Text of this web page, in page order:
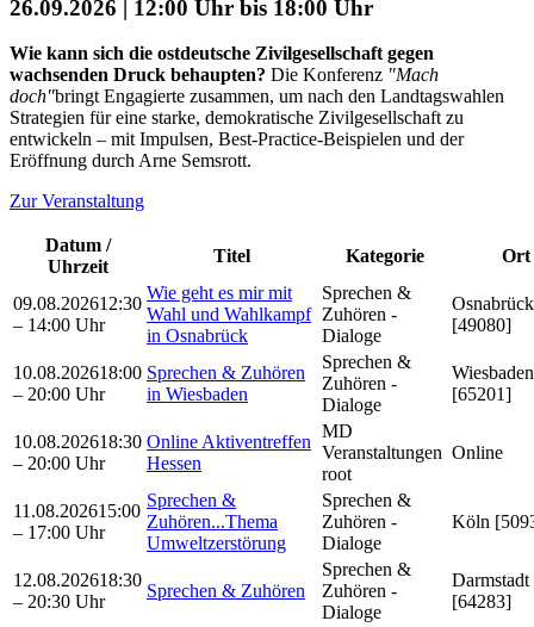
26.09.2026 | 12:00 Uhr bis 18:00 Uhr
Wie kann sich die ostdeutsche Zivilgesellschaft gegen
wachsenden Druck behaupten? Die Konferenz "Mach
doch"bringt Engagierte zusammen, um nach den Landtagswahlen
Strategien für eine starke, demokratische Zivilgesellschaft zu
entwickeln – mit Impulsen, Best-Practice-Beispielen und der
Eröffnung durch Arne Semsrott.
Zur Veranstaltung
Datum /
Uhrzeit
Titel Kategorie Ort
09.08.202612:30
– 14:00 Uhr
Wie geht es mir mit
Wahl und Wahlkampf
in Osnabrück
Sprechen &
Zuhören -
Dialoge
Osnabrück
[49080]
10.08.202618:00
– 20:00 Uhr
Sprechen & Zuhören
in Wiesbaden
Sprechen &
Zuhören -
Dialoge
Wiesbaden
[65201]
10.08.202618:30
– 20:00 Uhr
Online Aktiventreffen
Hessen
MD
Veranstaltungen
root
Online
11.08.202615:00
– 17:00 Uhr
Sprechen &
Zuhören...Thema
Umweltzerstörung
Sprechen &
Zuhören -
Dialoge
Köln
12.08.202618:30
– 20:30 Uhr
Sprechen & Zuhören
Sprechen &
Zuhören -
Dialoge
Darmstadt
[64283]